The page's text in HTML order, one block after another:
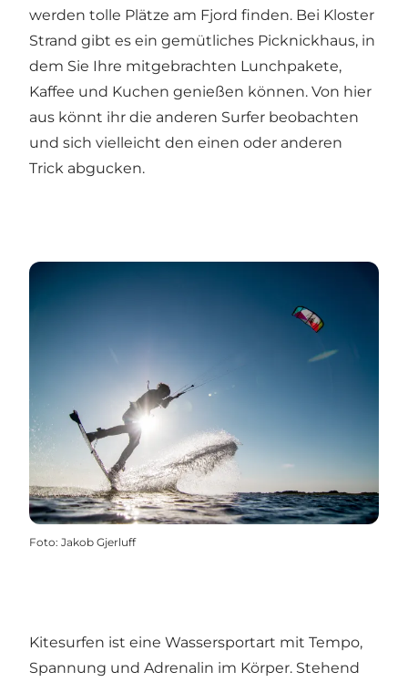
werden tolle Plätze am Fjord finden. Bei Kloster
Strand gibt es ein gemütliches Picknickhaus, in
dem Sie Ihre mitgebrachten Lunchpakete,
Kaffee und Kuchen genießen können. Von hier
aus könnt ihr die anderen Surfer beobachten
und sich vielleicht den einen oder anderen
Trick abgucken.
Foto: Jakob Gjerluff
Kitesurfen ist eine Wassersportart mit Tempo,
Spannung und Adrenalin im Körper. Stehend